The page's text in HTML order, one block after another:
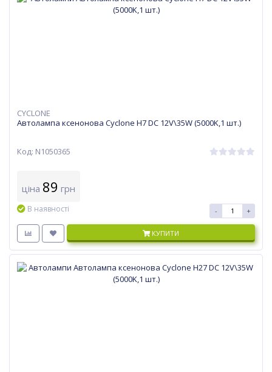
CYCLONE
Автолампа ксенонова Cyclone H7 DC 12V\35W (5000K,1 шт.)
Код: N1050365
ціна 89 грн
В наявності - +
КУПИТИ